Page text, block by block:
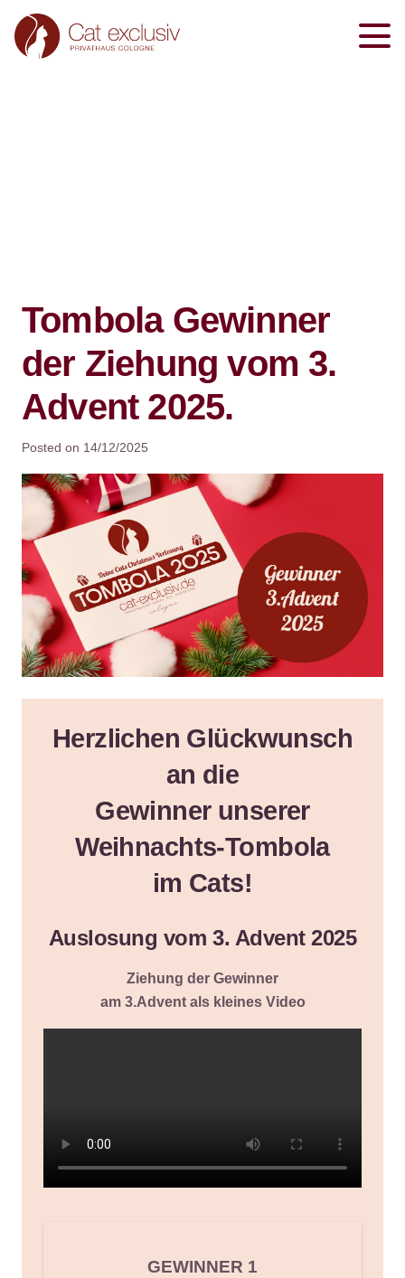
Tombola Gewinner
der Ziehung vom 3.
Advent 2025.
Posted on 14/12/2025
Herzlichen Glückwunsch
an die
Gewinner unserer
Weihnachts-Tombola
im Cats!
Auslosung vom 3. Advent 2025
Ziehung der Gewinner
am 3.Advent als kleines Video
GEWINNER 1